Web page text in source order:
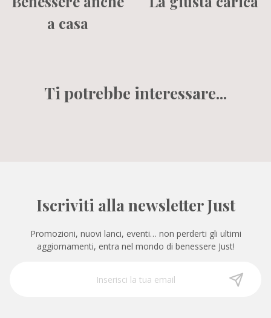
a casa
Ti potrebbe interessare...
Iscriviti alla newsletter Just
Promozioni, nuovi lanci, eventi… non perderti gli ultimi
aggiornamenti, entra nel mondo di benessere Just!